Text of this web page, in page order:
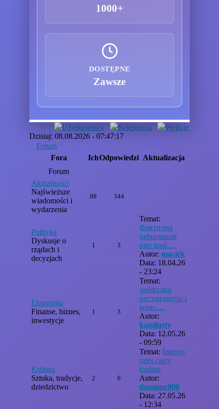
1000+
DOSTĘPNE
Zawsze
Użytkownicy Rejestracja
Wejście
Dzisiaj: 08.08.2026 - 07:47:17
Forum
Fora
IchOdpowiedzi Aktualizacja
Forum
Aktualności
Najświeższe
wiadomości i
wydarzenia
88 344
Polityka
Dyskusje o
rządach i
decyzjach
1 3
Temat:
Фактична
інформація
про краї.....
Autor:maciek
Data: 18.04.26
- 23:24
Ekonomia
Finanse, biznes,
inwestycje
1 3
Temat:
лайфхаки
нестандартні і
кори.....
Autor:
kamilasty
Data: 12.05.26
- 09:59
Kultura
Sztuka, tradycje,
dziedzictwo
2 6
Temat: Interest
rates carry
trading
Autor:
damianr900
Data: 27.05.26
- 12:34